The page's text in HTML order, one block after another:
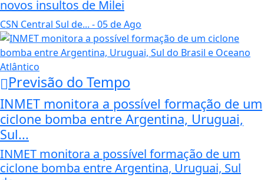
novos insultos de Milei
CSN Central Sul de... - 05 de Ago
Previsão do Tempo
INMET monitora a possível formação de um
ciclone bomba entre Argentina, Uruguai,
Sul...
INMET monitora a possível formação de um
ciclone bomba entre Argentina, Uruguai, Sul